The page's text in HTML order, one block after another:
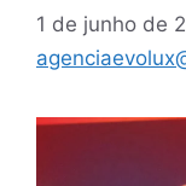
1 de junho de